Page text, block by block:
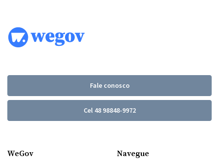
Fale conosco
Cel 48 98848-9972
WeGov Navegue